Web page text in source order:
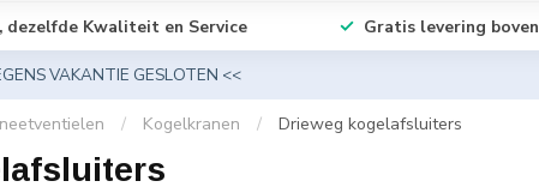
dezelfde Kwaliteit en Service Gratis levering
VAKANTIE GESLOTEN <<
/ Kogelkranen / Drieweg kogelafsluiters